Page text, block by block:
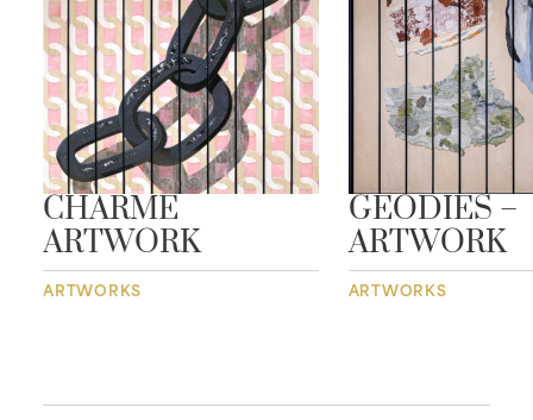
CHARME
ARTWORK
ARTWORKS
GEODIES –
ARTWORK
ARTWORKS